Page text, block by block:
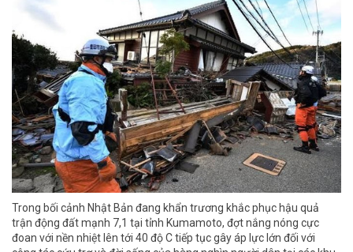
Trong bối cảnh Nhật Bản đang khẩn trương khắc phục hậu quả
trận động đất mạnh 7,1 tại tỉnh Kumamoto, đợt nắng nóng cực
đoan với nền nhiệt lên tới 40 độ C tiếp tục gây áp lực lớn đối với